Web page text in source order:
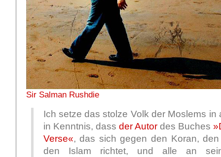
Sir Salman Rushdie
Ich setze das stolze Volk der Moslems in
in Kenntnis, dass der Autor des Buches
Verse«, das sich gegen den Koran,
den Islam richtet, und alle an